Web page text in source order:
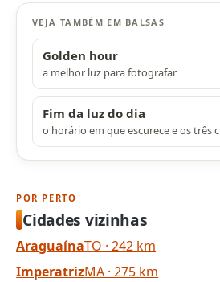
VEJA TAMBÉM EM BALSAS
Golden hour
a melhor luz para fotografar
Fim da luz do dia
o horário em que escurece e os três
POR PERTO
Cidades vizinhas
AraguaínaTO · 242 km
ImperatrizMA · 275 km